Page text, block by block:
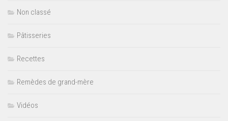
Non classé
Pâtisseries
Recettes
Remèdes de grand-mère
Vidéos